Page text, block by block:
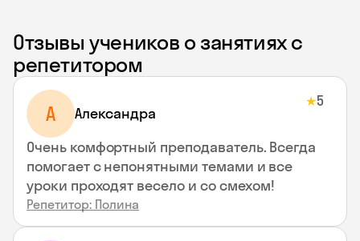
Отзывы учеников о занятиях с
репетитором
A Aлександра
★5
Очень комфортный преподаватель. Всегда
помогает с непонятными темами и все
уроки проходят весело и со смехом!
Репетитор: Полина